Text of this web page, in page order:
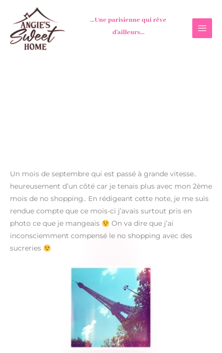
contenu
...Une parisienne qui rêve
d'ailleurs...
Un mois de septembre qui est passé à grande vitesse..
heureusement d’un côté car je tenais plus avec mon 2ème
mois de no shopping.. En rédigeant cette note, je me suis
rendue compte que ce mois-ci j’avais surtout pris en
photo ce que je mangeais
On va dire que j’ai
inconsciemment compensé le no shopping avec des
sucreries